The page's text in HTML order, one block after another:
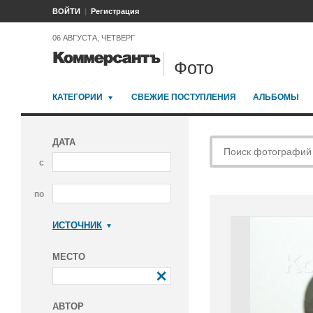
ВОЙТИ Регистрация
06 АВГУСТА, ЧЕТВЕРГ
Фото
КАТЕГОРИИ СВЕЖИЕ ПОСТУПЛЕНИЯ АЛЬБОМЫ
ДАТА
с
по
ИСТОЧНИК
МЕСТО
АВТОР